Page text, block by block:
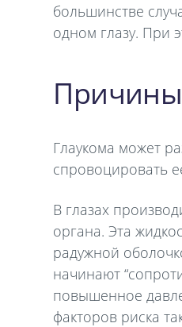
большинстве
одном глазу. При
Причины
Глаукома может
спровоцировать
В глазах
органа. Эта
радужной
начинают
повышенное
факторов риска